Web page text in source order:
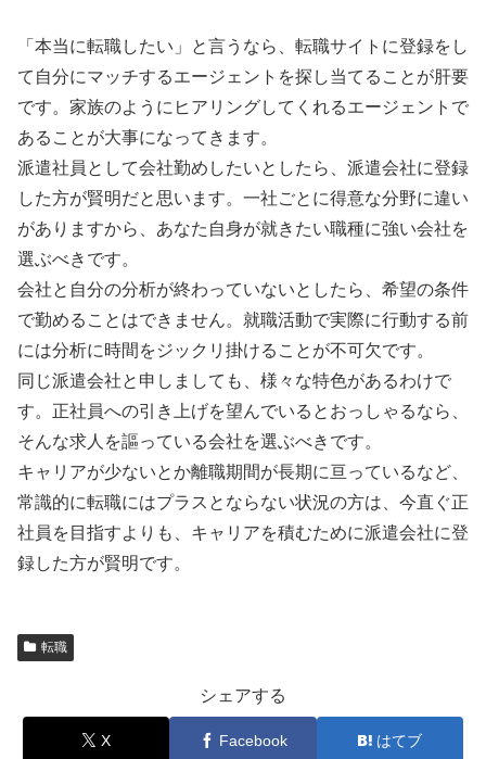
「本当に転職したい」と言うなら、転職サイトに登録をし
て自分にマッチするエージェントを探し当てることが肝要
です。家族のようにヒアリングしてくれるエージェントで
あることが大事になってきます。
派遣社員として会社勤めしたいとしたら、派遣会社に登録
した方が賢明だと思います。一社ごとに得意な分野に違い
がありますから、あなた自身が就きたい職種に強い会社を
選ぶべきです。
会社と自分の分析が終わっていないとしたら、希望の条件
で勤めることはできません。就職活動で実際に行動する前
には分析に時間をジックリ掛けることが不可欠です。
同じ派遣会社と申しましても、様々な特色があるわけで
す。正社員への引き上げを望んでいるとおっしゃるなら、
そんな求人を謳っている会社を選ぶべきです。
キャリアが少ないとか離職期間が長期に亘っているなど、
常識的に転職にはプラスとならない状況の方は、今直ぐ正
社員を目指すよりも、キャリアを積むために派遣会社に登
録した方が賢明です。
転職
シェアする
X Facebook はてブ